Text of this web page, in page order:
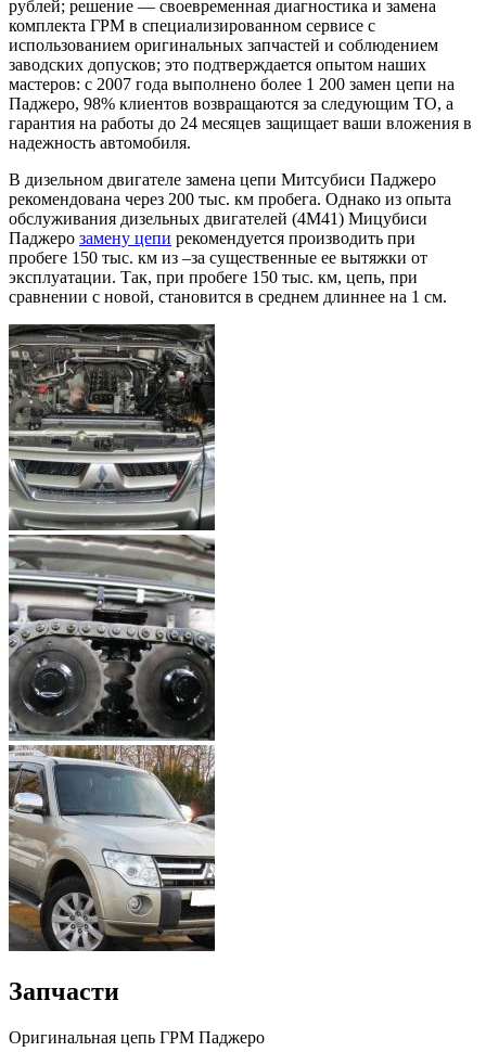
рублей; решение — своевременная диагностика и замена
комплекта ГРМ в специализированном сервисе с
использованием оригинальных запчастей и соблюдением
заводских допусков; это подтверждается опытом наших
мастеров: с 2007 года выполнено более 1 200 замен цепи на
Паджеро, 98% клиентов возвращаются за следующим ТО, а
гарантия на работы до 24 месяцев защищает ваши вложения в
надежность автомобиля.
В дизельном двигателе замена цепи Митсубиси Паджеро
рекомендована через 200 тыс. км пробега. Однако из опыта
обслуживания дизельных двигателей (4M41) Мицубиси
Паджеро замену цепи рекомендуется производить при
пробеге 150 тыс. км из –за существенные ее вытяжки от
эксплуатации. Так, при пробеге 150 тыс. км, цепь, при
сравнении с новой, становится в среднем длиннее на 1 см.
Запчасти
Оригинальная цепь ГРМ Паджеро